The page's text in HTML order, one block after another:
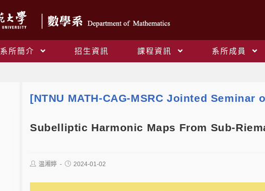
系所簡介 招生資訊 課程資訊 系所成員
[NTNU MATH-CAG-MSRC Jointed Seminar
Subelliptic Harmonic Maps From Sub-
温湘婷 2024-01-02